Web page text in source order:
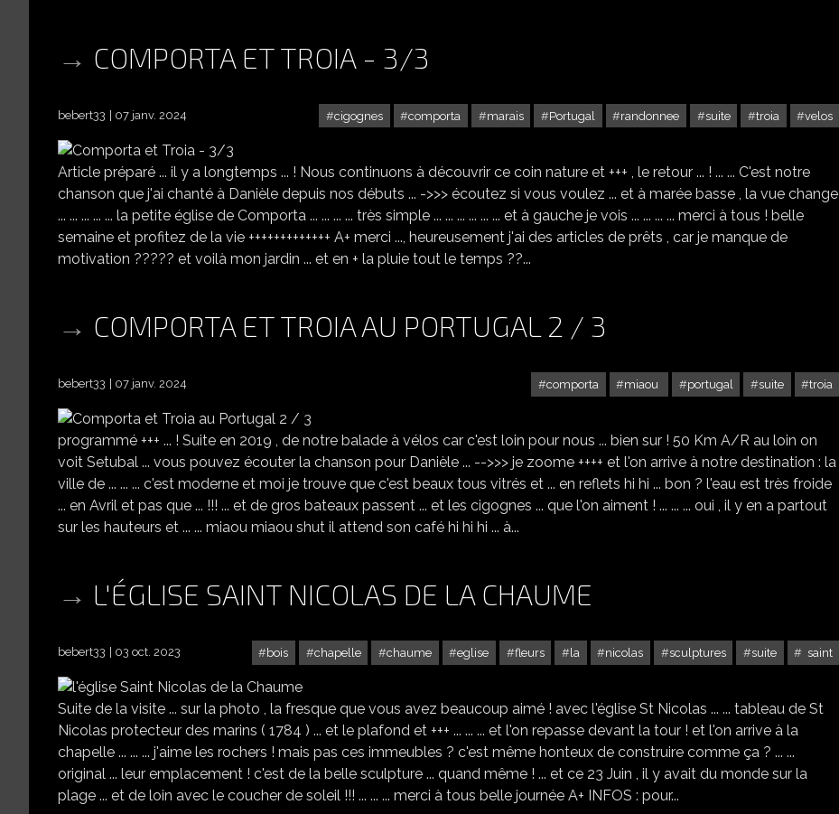
COMPORTA ET TROIA - 3/3
cigognes comporta marais Portugal randonnee suite troia velos
bebert33 07 janv. 2024 COMPORTA ET TROIA - 3/3
Article préparé ... il y a longtemps ... ! Nous continuons à découvrir ce coin nature et +++ , le retour ... ! ... ... C'est notre
chanson que j'ai chanté à Danièle depuis nos débuts ... ->>> écoutez si vous voulez ... et à marée basse , la vue change
... ... ... ... ... la petite église de Comporta ... ... ... ... très simple ... ... ... ... ... ... et à gauche je vois ... ... ... ... merci à tous ! belle
semaine et profitez de la vie +++++++++++++ A+ merci ..., heureusement j'ai des articles de prêts , car je manque de
motivation ????? et voilà mon jardin ... et en + la pluie tout le temps ??...
COMPORTA ET TROIA AU PORTUGAL 2 / 3
comporta miaou portugal suite troia
bebert33 07 janv. 2024 COMPORTA ET TROIA AU PORTUGAL 2 / 3
programmé +++ ... ! Suite en 2019 , de notre balade à vélos car c'est loin pour nous ... bien sur ! 50 Km A/R au loin on
voit Setubal ... vous pouvez écouter la chanson pour Danièle ... -->>> je zoome ++++ et l'on arrive à notre destination : la
ville de ... ... ... c'est moderne et moi je trouve que c'est beaux tous vitrés et ... en reflets hi hi ... bon ? l'eau est très froide
... en Avril et pas que ... !!! ... et de gros bateaux passent ... et les cigognes ... que l'on aiment ! ... ... ... oui , il y en a partout
sur les hauteurs et ... ... miaou miaou shut il attend son café hi hi hi ... à...
L'ÉGLISE SAINT NICOLAS DE LA CHAUME
bois chapelle chaume eglise fleurs la nicolas sculptures suite saint
bebert33 03 oct. 2023 L'ÉGLISE SAINT NICOLAS DE LA CHAUME
Suite de la visite ... sur la photo , la fresque que vous avez beaucoup aimé ! avec l'église St Nicolas ... ... tableau de St
Nicolas protecteur des marins ( 1784 ) ... et le plafond et +++ ... ... ... et l'on repasse devant la tour ! et l'on arrive à la
chapelle ... ... ... j'aime les rochers ! mais pas ces immeubles ? c'est même honteux de construire comme ça ? ... ...
original ... leur emplacement ! c'est de la belle sculpture ... quand même ! ... et ce 23 Juin , il y avait du monde sur la
plage ... et de loin avec le coucher de soleil !!! ... ... ... merci à tous belle journée A+ INFOS : pour...